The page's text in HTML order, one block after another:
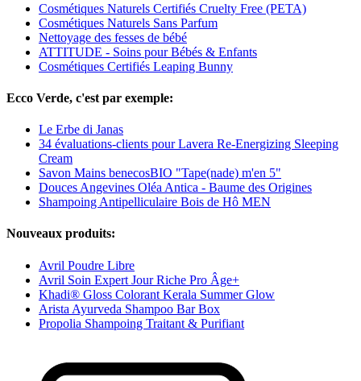
Cosmétiques Naturels Certifiés Cruelty Free (PETA)
Cosmétiques Naturels Sans Parfum
Nettoyage des fesses de bébé
ATTITUDE - Soins pour Bébés & Enfants
Cosmétiques Certifiés Leaping Bunny
Ecco Verde, c'est par exemple:
Le Erbe di Janas
34 évaluations-clients pour Lavera Re-Energizing Sleeping
Cream
Savon Mains benecosBIO "Tape(nade) m'en 5"
Douces Angevines Oléa Antica - Baume des Origines
Shampoing Antipelliculaire Bois de Hô MEN
Nouveaux produits:
Avril Poudre Libre
Avril Soin Expert Jour Riche Pro Âge+
Khadi® Gloss Colorant Kerala Summer Glow
Arista Ayurveda Shampoo Bar Box
Propolia Shampoing Traitant & Purifiant